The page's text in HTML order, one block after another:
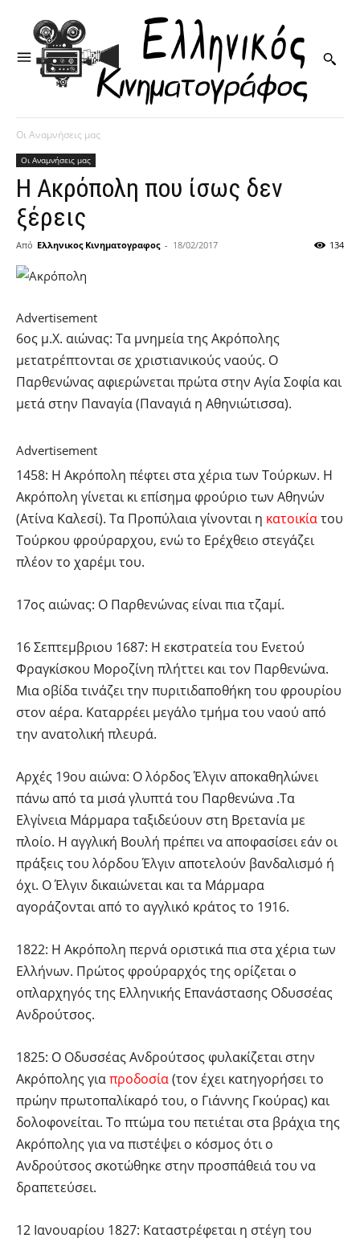
Οι Αναμνήσεις μας
Οι Αναμνήσεις μας
Η Ακρόπολη που ίσως δεν
ξέρεις
Από Ελληνικος Κινηματογραφος - 18/02/2017 134
Advertisement
6ος μ.Χ. αιώνας: Τα μνημεία της Ακρόπολης
μετατρέπτονται σε χριστιανικούς ναούς. Ο
Παρθενώνας αφιερώνεται πρώτα στην Αγία Σοφία και
μετά στην Παναγία (Παναγιά η Αθηνιώτισσα).
Advertisement
1458: H Ακρόπολη πέφτει στα χέρια των Τούρκων. Η
Ακρόπολη γίνεται κι επίσημα φρούριο των Αθηνών
(Ατίνα Καλεσί). Τα Προπύλαια γίνονται η κατοικίατου
Τούρκου φρούραρχου, ενώ το Ερέχθειο στεγάζει
πλέον το χαρέμι του.
17ος αιώνας: Ο Παρθενώνας είναι πια τζαμί.
16 Σεπτεμβριου 1687: Η εκστρατεία του Ενετού
Φραγκίσκου Μοροζίνη πλήττει και τον Παρθενώνα.
Μια οβίδα τινάζει την πυριτιδαποθήκη του φρουρίου
στον αέρα. Καταρρέει μεγάλο τμήμα του ναού από
την ανατολική πλευρά.
Αρχές 19ου αιώνα: Ο λόρδος Έλγιν αποκαθηλώνει
πάνω από τα μισά γλυπτά του Παρθενώνα .Τα
Ελγίνεια Μάρμαρα ταξιδεύουν στη Βρετανία με
πλοίο. Η αγγλική Βουλή πρέπει να αποφασίσει εάν οι
πράξεις του λόρδου Έλγιν αποτελούν βανδαλισμό ή
όχι. Ο Έλγιν δικαιώνεται και τα Μάρμαρα
αγοράζονται από το αγγλικό κράτος το 1916.
1822: Η Ακρόπολη περνά οριστικά πια στα χέρια των
Ελλήνων. Πρώτος φρούραρχός της ορίζεται ο
οπλαρχηγός της Ελληνικής Επανάστασης Οδυσσέας
Ανδρούτσος.
1825: Ο Οδυσσέας Ανδρούτσος φυλακίζεται στην
Ακρόπολης γιαπροδοσία(τον έχει κατηγορήσει το
πρώην πρωτοπαλίκαρό του, ο Γιάννης Γκούρας) και
δολοφονείται. Το πτώμα του πετιέται στα βράχια της
Ακρόπολης για να πιστέψει ο κόσμος ότι ο
Ανδρούτσος σκοτώθηκε στην προσπάθειά του να
δραπετεύσει.
12 Ιανουαρίου 1827: Καταστρέφεται η στέγη του